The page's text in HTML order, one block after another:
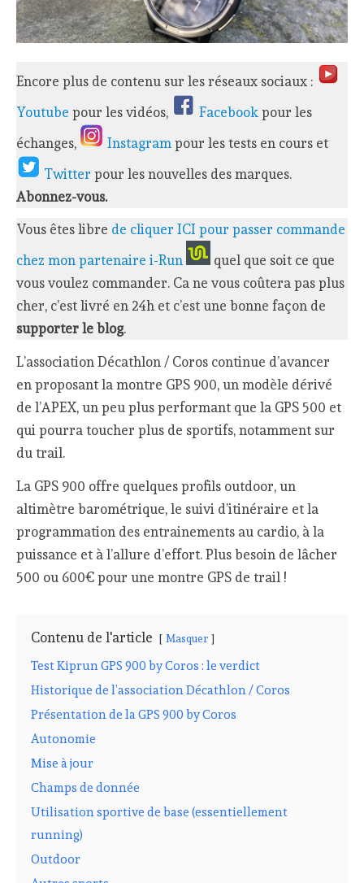
Encore plus de contenu sur les réseaux sociaux :
Youtube pour les vidéos, Facebookpour les
échanges,
Instagrampour les tests en cours et
Twitterpour les nouvelles des marques.
Abonnez-vous.
Vous êtes libre de cliquer ICI pour passer commande
chez mon partenaire i-Run
quel que soit ce que
vous voulez commander. Ca ne vous coûtera pas plus
cher, c’est livré en 24h et c’est une bonne façon de
supporter le blog.
L’association Décathlon / Coros continue d’avancer
en proposant la montre GPS 900, un modèle dérivé
de l’APEX, un peu plus performant que la GPS 500 et
qui pourra toucher plus de sportifs, notamment sur
du trail.
La GPS 900 offre quelques profils outdoor, un
altimètre barométrique, le suivi d’itinéraire et la
programmation des entrainements au cardio, à la
puissance et à l’allure d’effort. Plus besoin de lâcher
500 ou 600€ pour une montre GPS de trail !
Contenu de l'article Masquer
Test Kiprun GPS 900 by Coros : le verdict
Historique de l’association Décathlon / Coros
Présentation de la GPS 900 by Coros
Autonomie
Mise à jour
Champs de donnée
Utilisation sportive de base (essentiellement
running)
Outdoor